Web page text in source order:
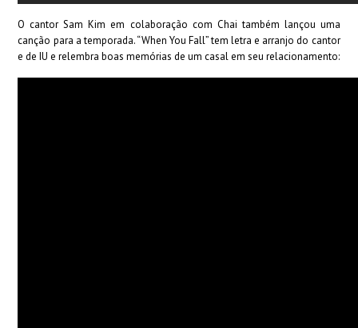
O cantor Sam Kim em colaboração com Chai também lançou uma
canção para a temporada. “When You Fall” tem letra e arranjo do cantor
e de IU e relembra boas memórias de um casal em seu relacionamento: